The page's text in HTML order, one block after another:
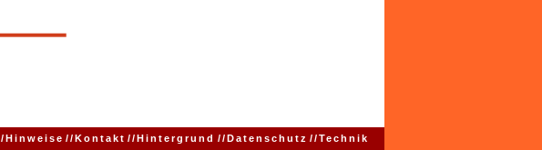
Hinweise //Kontakt //Hintergrund //Datenschutz //Technik